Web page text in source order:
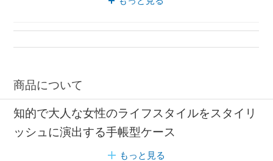
商品について
知的で大人な女性のライフスタイルをスタイリ
ッシュに演出する手帳型ケース
もっと見る